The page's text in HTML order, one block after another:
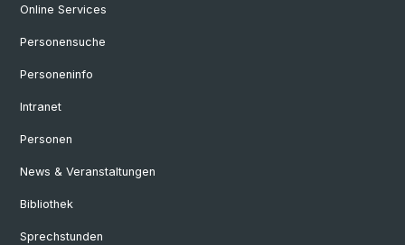
Online Services
Personensuche
Personeninfo
Intranet
Personen
News & Veranstaltungen
Bibliothek
Sprechstunden